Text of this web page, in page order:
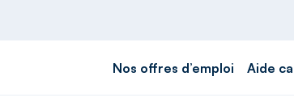
Nos offres d’emploi Aide